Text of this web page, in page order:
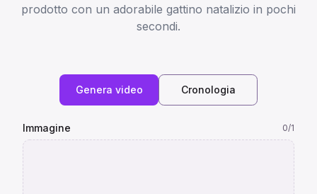
prodotto con un adorabile gattino natalizio in pochi
secondi.
Genera video Cronologia
Immagine 0/1